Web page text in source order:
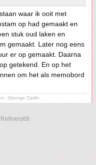
waar ik ooit met
op had gemaakt en
stuk oud laken en
gemaakt. Later nog eens
er op gemaakt. Daarna
getekend. En op het
om het als memobord
-George Carlin.